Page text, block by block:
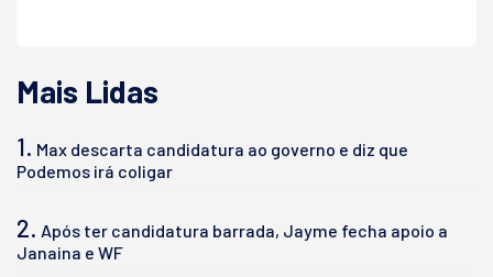
Mais Lidas
1. Max descarta candidatura ao governo e diz que
Podemos irá coligar
2. Após ter candidatura barrada, Jayme fecha apoio a
Janaina e WF